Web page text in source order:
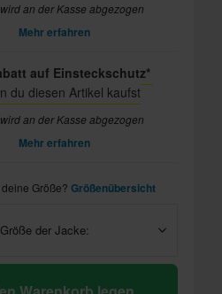
an der Kasse abgezogen
Mehr erfahren
auf Einsteckschutz*
du diesen Artikel kaufst
an der Kasse abgezogen
Mehr erfahren
Größe? Größenübersicht
der Jacke: